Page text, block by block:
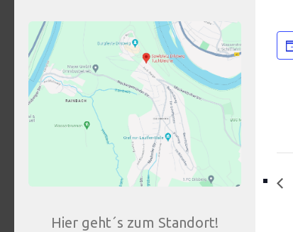
Hier geht´s zum Standort!